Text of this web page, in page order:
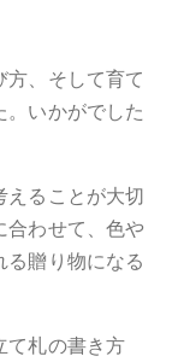
、そして育て
いかがでした
ることが大切
合わせて、色や
贈り物になる
て札の書き方